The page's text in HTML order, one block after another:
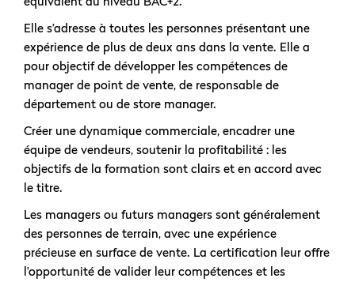
Elle s’adresse à toutes les personnes présentant une
expérience de plus de deux ans dans la vente. Elle a
pour objectif de développer les compétences de
manager de point de vente, de responsable de
département ou de store manager.
Créer une dynamique commerciale, encadrer une
équipe de vendeurs, soutenir la profitabilité : les
objectifs de la formation sont clairs et en accord avec
le titre.
Les managers ou futurs managers sont généralement
des personnes de terrain, avec une expérience
précieuse en surface de vente. La certification leur offre
l’opportunité de valider leur compétences et les